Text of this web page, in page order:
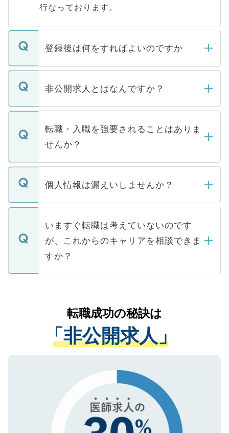
行なっております。
登録後は何をすればよいのですか
ご登録いただきましたら、弊社担当者がご
登録内容を確認し、その後メールもしくは
ます。通常、5営業日以内にはご連絡をせて
いただきますので、しばらくお待ちくださ
い。
非公開求人とはなんですか？
マイナビDOCTORで取り扱っている求人の
うち約3割は、Webサイトからご覧いただ
けない「非公開求人」です。非公開求人は
下記の理由によって、一般には公開してい
ません。
■応募殺到を避けるため 人気のある医療機
関を公にしてしまうと、応募が殺到する場
に、医療機関が求める条件に合った人材の
みを人材紹介会社に依頼するケースが増え
ています。
転職・入職を強要されることはありま
せんか？
転職・入職を強要することは一切ありませ
ん。また、仮に応募先から内定をいただい
定を承諾する必要はありません。内定先へ
の辞退の連絡はキャリアパートナーが行い
ますので、ご安心ください。
個人情報は漏えいしませんか？
個人情報が漏えいすることはありませんの
で、ご安心ください。当サイトからの登録
などで収集したご登録者様の個人情報は、
ご本人のキャリアアップおよび転職活動の
支援を目的に使用いたします。お預かりし
ているすべての個人データはご本人の許可
は、個人情報の取り扱いについての厳密な
管理基準を満たした事業者のみに付与され
る、プライバシーマークを取得済みです。
ご登録いただいた個人情報は、SSL（デー
で、機密保持に関してもご安心ください。
いますぐ転職は考えていないのです
が、これからのキャリアを相談できま
すか？
かがいして、現在の医療機関の状況や紹介
経験をまじえながら、適切なアドバイスを
させていただきます。すぐにご転職をされ
ない方には、長期的なサポートが可能です
ので、まずはご登録ください。
転職成功の秘訣は
「非公開求人」